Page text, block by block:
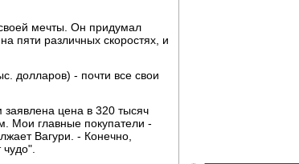
мечты. Он придумал
пяти различных скоростях, и
долларов) - почти все свои
заявлена цена в 320 тысяч
Мои главные покупатели -
Вагури. - Конечно,